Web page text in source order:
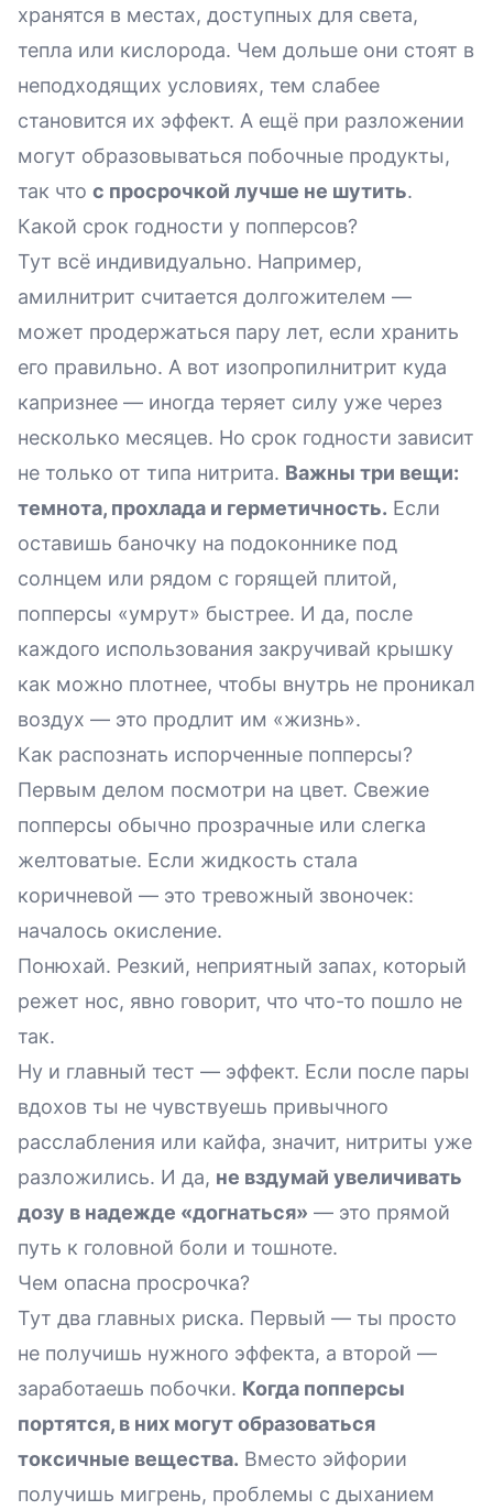
хранятся в местах, доступных для света,
тепла или кислорода. Чем дольше они стоят в
неподходящих условиях, тем слабее
становится их эффект. А ещё при разложении
могут образовываться побочные продукты,
так что с просрочкой лучше не шутить.
Какой срок годности у попперсов?
Тут всё индивидуально. Например,
амилнитрит считается долгожителем —
может продержаться пару лет, если хранить
его правильно. А вот изопропилнитрит куда
капризнее — иногда теряет силу уже через
несколько месяцев. Но срок годности зависит
не только от типа нитрита. Важны три вещи:
темнота, прохлада и герметичность. Если
оставишь баночку на подоконнике под
солнцем или рядом с горящей плитой,
попперсы «умрут» быстрее. И да, после
каждого использования закручивай крышку
как можно плотнее, чтобы внутрь не проникал
воздух — это продлит им «жизнь».
Как распознать испорченные попперсы?
Первым делом посмотри на цвет. Свежие
попперсы обычно прозрачные или слегка
желтоватые. Если жидкость стала
коричневой — это тревожный звоночек:
началось окисление.
Понюхай. Резкий, неприятный запах, который
режет нос, явно говорит, что что-то пошло не
так.
Ну и главный тест — эффект. Если после пары
вдохов ты не чувствуешь привычного
расслабления или кайфа, значит, нитриты уже
разложились. И да, не вздумай увеличивать
дозу в надежде «догнаться» — это прямой
путь к головной боли и тошноте.
Чем опасна просрочка?
Тут два главных риска. Первый — ты просто
не получишь нужного эффекта, а второй —
заработаешь побочки. Когда попперсы
портятся, в них могут образоваться
токсичные вещества. Вместо эйфории
получишь мигрень, проблемы с дыханием